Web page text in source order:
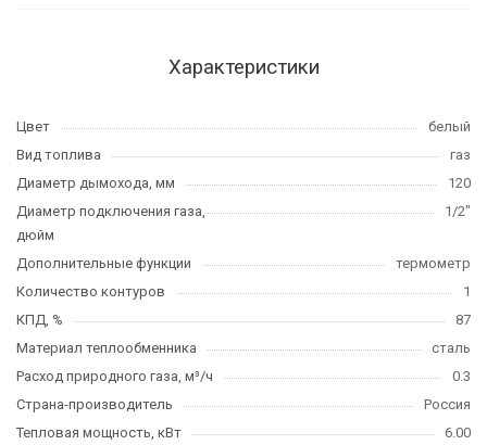
Характеристики
Цвет
белый
Вид топлива
газ
Диаметр дымохода, мм
120
Диаметр подключения газа,
дюйм
1/2"
Дополнительные функции
термометр
Количество контуров
1
КПД, %
87
Материал теплообменника
сталь
Расход природного газа, м³/ч
0.3
Страна-производитель
Россия
Тепловая мощность, кВт
6.00